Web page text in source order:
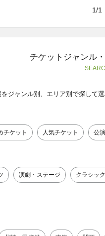
1/1
チケットジャンル
ジャンル別、エリア別で探して選
チケット 人気チケット 公
演劇・ステージ クラシッ